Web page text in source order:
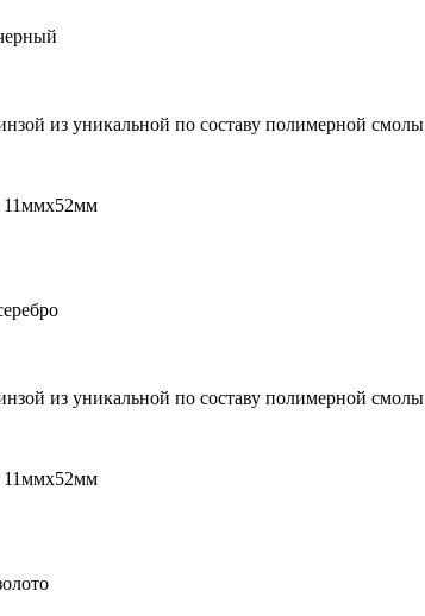
из уникальной по составу полимерной смолы
11ммх52мм
из уникальной по составу полимерной смолы
11ммх52мм